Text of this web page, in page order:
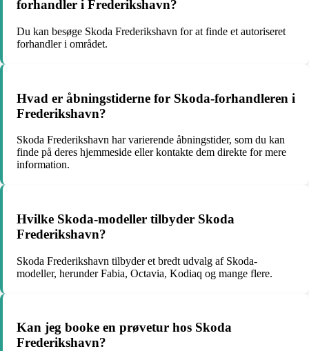
forhandler i Frederikshavn?
Du kan besøge Skoda Frederikshavn for at finde et autoriseret
forhandler i området.
Hvad er åbningstiderne for Skoda-forhandleren i
Frederikshavn?
Skoda Frederikshavn har varierende åbningstider, som du kan
finde på deres hjemmeside eller kontakte dem direkte for mere
information.
Hvilke Skoda-modeller tilbyder Skoda
Frederikshavn?
Skoda Frederikshavn tilbyder et bredt udvalg af Skoda-
modeller, herunder Fabia, Octavia, Kodiaq og mange flere.
Kan jeg booke en prøvetur hos Skoda
Frederikshavn?